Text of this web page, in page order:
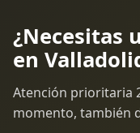
¿Necesitas
en
Atención prioritaria
momento, también